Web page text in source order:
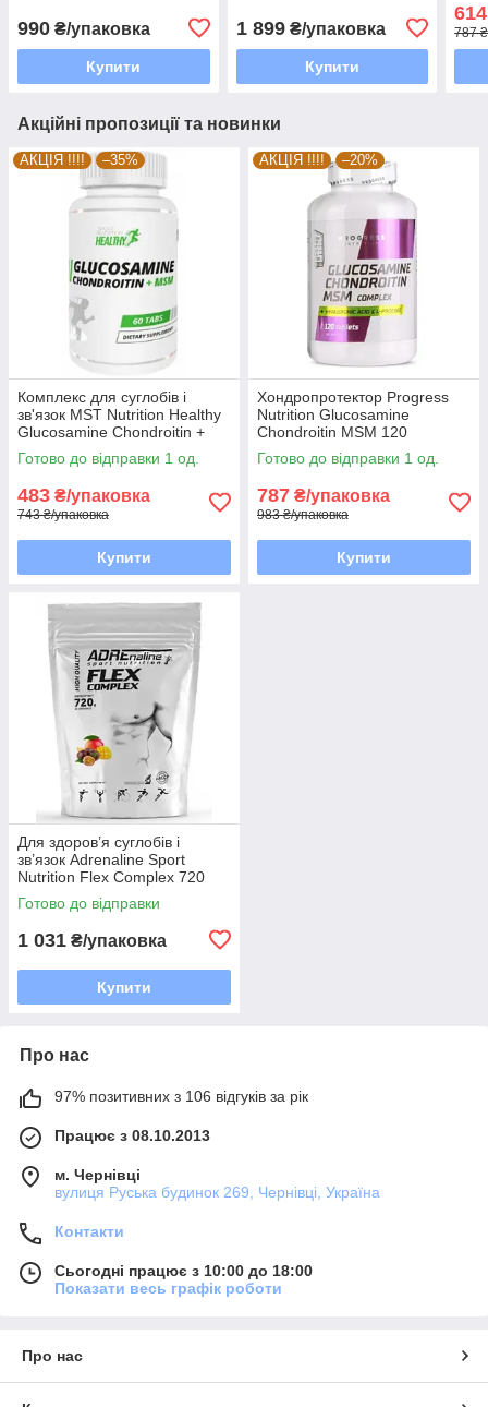
990 ₴/упаковка
Купити
1 899₴/упаковка
Купити
614
787
Акційні пропозиції та новинки
АКЦІЯ !!!! –35%
Комплекс для суглобів і
зв'язок MST Nutrition Healthy
Glucosamine Chondroitin +
MSM 60 таблеток EXP 3/26
року включно
Готово до відправки 1 од.
483 ₴/упаковка
743 ₴/упаковка
Купити
АКЦІЯ !!!! –20%
Хондропротектор Progress
Nutrition Glucosamine
Chondroitin MSM 120
таблеток EXP 7/26 року
включно
Готово до відправки 1 од.
787 ₴/упаковка
983 ₴/упаковка
Купити
Для здоров’я суглобів і
зв’язок Adrenaline Sport
Nutrition Flex Complex 720
грам Смак: манго-маракуя
Готово до відправки
1 031 ₴/упаковка
Купити
Про нас
97% позитивних з 106 відгуків за рік
Працює з 08.10.2013
м. Чернівці
вулиця Руська будинок 269, Чернівці, Україна
Контакти
Сьогодні працює з 10:00 до 18:00
Показати весь графік роботи
Про нас